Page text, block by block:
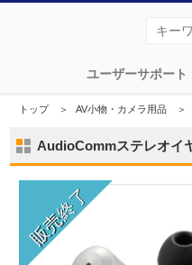
ユーザーサポート
トップ＞ AV小物・カメラ用品 ＞
AudioCommステレオイ